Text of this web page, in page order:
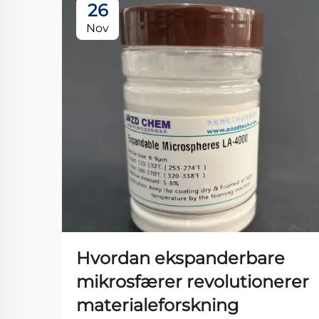
26
Nov
Hvordan ekspanderbare
mikrosfærer revolutionerer
materialeforskning